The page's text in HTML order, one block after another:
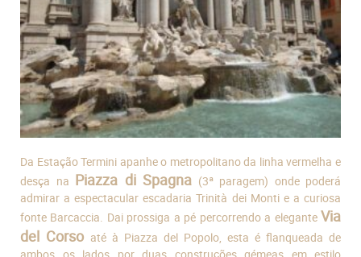
Da Estação Termini apanhe o metropolitano da linha vermelha e
desça na Piazza di Spagna (3ª paragem) onde poderá
admirar a espectacular escadaria Trinità dei Monti e a curiosa
fonte Barcaccia. Dai prossiga a pé percorrendo a elegante Via
del Corso até à Piazza del Popolo, esta é flanqueada de
ambos os lados por duas construções gémeas em estilo